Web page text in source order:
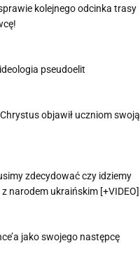
kolejnego odcinka trasy
pseudoelit
objawił uczniom swoją
zdecydować czy idziemy
narodem ukraińskim [+VIDEO]
jako swojego następcę